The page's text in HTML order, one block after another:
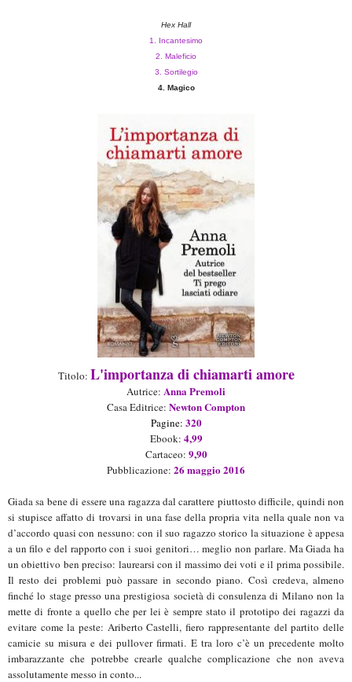
Hex Hall
1. Incantesimo
2. Maleficio
3. Sortilegio
4. Magico
Titolo: L'importanza di chiamarti amore
Autrice: Anna Premoli
Casa Editrice: Newton Compton
Pagine: 320
Ebook: 4,99
Cartaceo: 9,90
Pubblicazione: 26 maggio2016
Giada sa bene di essere una ragazza dal carattere piuttosto difficile, quindi non
si stupisce affatto di trovarsi in una fase della propria vita nella quale non va
d’accordo quasi con nessuno: con il suo ragazzo storico la situazione è appesa
a un filo e del rapporto con i suoi genitori… meglio non parlare. Ma Giada ha
un obiettivo ben preciso: laurearsi con il massimo dei voti e il prima possibile.
Il resto dei problemi può passare in secondo piano. Così credeva, almeno
finché lo stage presso una prestigiosa società di consulenza di Milano non la
mette di fronte a quello che per lei è sempre stato il prototipo dei ragazzi da
evitare come la peste: Ariberto Castelli, fiero rappresentante del partito delle
camicie su misura e dei pullover firmati. E tra loro c’è un precedente molto
imbarazzante che potrebbe crearle qualche complicazione che non aveva
assolutamente messo in conto...